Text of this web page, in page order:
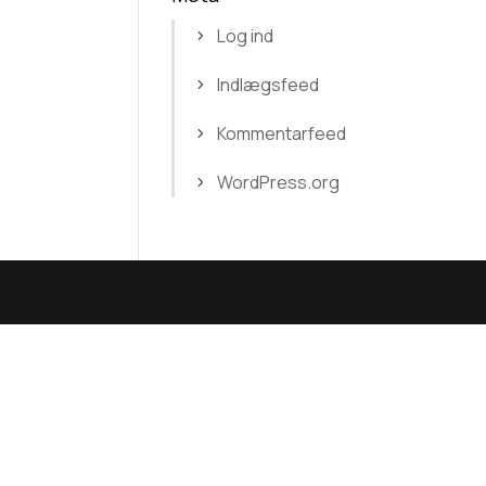
Log ind
Indlægsfeed
Kommentarfeed
WordPress.org